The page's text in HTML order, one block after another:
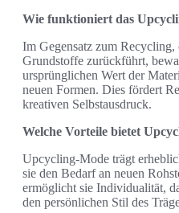
Wie funktioniert das
Im Gegensatz zum
Grundstoffe zurückführt,
ursprünglichen Wert der
neuen Formen. Dies fördert
kreativen Selbstausdruck.
Welche Vorteile bietet
Upcycling-Mode trägt
sie den Bedarf an neuen
ermöglicht sie Individualität,
den persönlichen Stil des